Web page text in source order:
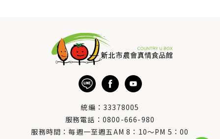
統編：33378005
服務電話： 0800-666-980
服務時間：每週一至週五AM 8：10～PM 5：00